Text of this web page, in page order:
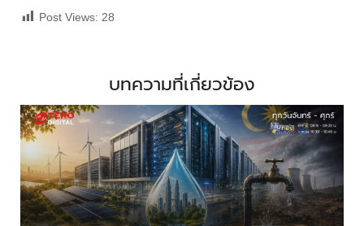
Post Views: 28
บทความที่เกี่ยวข้อง